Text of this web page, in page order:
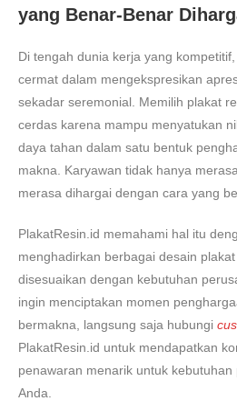
yang Benar-Benar
Di tengah dunia kerja yang
cermat dalam mengekspresikan
sekadar seremonial. Memilih plakat
cerdas karena mampu menyatukan
daya tahan dalam satu bentuk
makna. Karyawan tidak hanya
merasa dihargai dengan cara yang
PlakatResin.id memahami hal itu
menghadirkan berbagai desain
disesuaikan dengan kebutuhan
ingin menciptakan momen
bermakna, langsung saja hubungi
PlakatResin.id untuk mendapatkan
penawaran menarik untuk
Anda.